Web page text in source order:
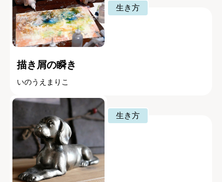
生き方
描き屑の瞬き
いのうえまりこ
生き方